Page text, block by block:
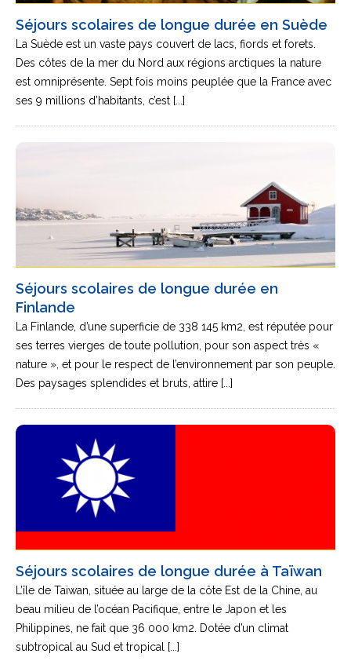
Séjours scolaires de longue durée en Suède
La Suède est un vaste pays couvert de lacs, fiords et forets.
Des côtes de la mer du Nord aux régions arctiques la nature
est omniprésente. Sept fois moins peuplée que la France avec
ses 9 millions d’habitants, c’est [...]
Séjours scolaires de longue durée en
Finlande
La Finlande, d’une superficie de 338 145 km2, est réputée pour
ses terres vierges de toute pollution, pour son aspect très «
nature », et pour le respect de l’environnement par son peuple.
Des paysages splendides et bruts, attire [...]
Séjours scolaires de longue durée à Taïwan
L’île de Taiwan, située au large de la côte Est de la Chine, au
beau milieu de l’océan Pacifique, entre le Japon et les
Philippines, ne fait que 36 000 km2. Dotée d’un climat
subtropical au Sud et tropical [...]